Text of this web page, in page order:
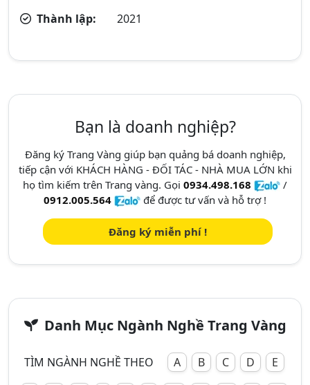
Thành lập:
2021
Bạn là doanh nghiệp?
Đăng ký Trang Vàng giúp bạn quảng bá doanh nghiệp,
tiếp cận với KHÁCH HÀNG - ĐỐI TÁC - NHÀ MUA LỚN khi
họ tìm kiếm trên Trang vàng. Gọi 0934.498.168
/
0912.005.564
để được tư vấn và hỗ trợ !
Đăng ký miễn phí !
Danh Mục Ngành Nghề Trang Vàng
TÌM NGÀNH NGHỀ THEO A B C D E